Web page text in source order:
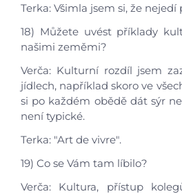
Terka: Všimla jsem si, že nejedí
18) Můžete uvést příklady
našimi zeměmi?
Verča: Kulturní rozdíl jsem
jídlech, například skoro ve
si po každém obědě dát sýr
není typické.
Terka: "Art de vivre".
19) Co se Vám tam líbilo?
Verča: Kultura, přístup